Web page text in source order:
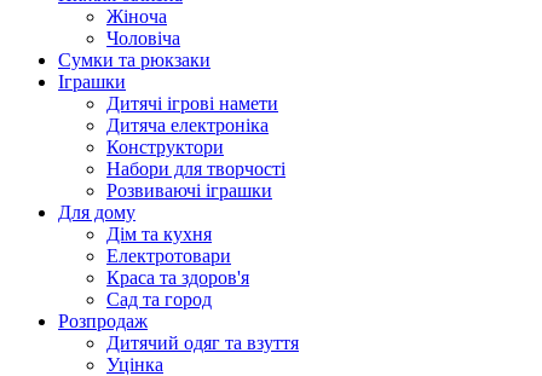
Жіноча
Чоловіча
Сумки та рюкзаки
Іграшки
Дитячі ігрові намети
Дитяча електроніка
Конструктори
Набори для творчості
Розвиваючі іграшки
Для дому
Дім та кухня
Електротовари
Краса та здоров'я
Сад та город
Розпродаж
Дитячий одяг та взуття
Уцінка